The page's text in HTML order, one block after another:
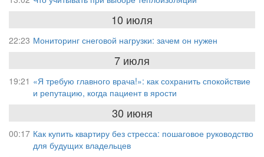
10 июля
22:23 Мониторинг снеговой нагрузки: зачем он нужен
7 июля
19:21 «Я требую главного врача!»: как сохранить спокойствие
и репутацию, когда пациент в ярости
30 июня
00:17 Как купить квартиру без стресса: пошаговое руководство
для будущих владельцев